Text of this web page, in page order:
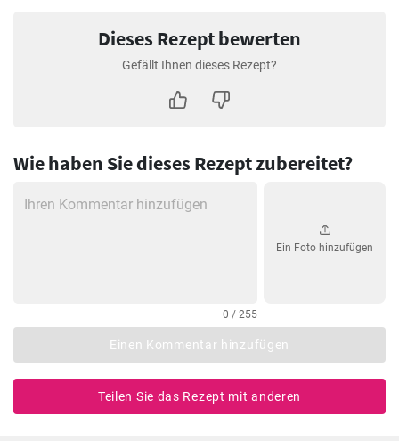
Dieses Rezept bewerten
Gefällt Ihnen dieses Rezept?
Wie haben Sie dieses Rezept zubereitet?
0 / 255
Ein Foto hinzufügen
Einen Kommentar hinzufügen
Teilen Sie das Rezept mit anderen